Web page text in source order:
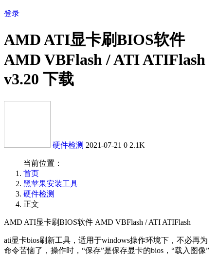
登录
AMD ATI显卡刷BIOS软件
AMD VBFlash / ATI ATIFlash
v3.20 下载
硬件检测 2021-07-21 0 2.1K
当前位置：
首页
黑苹果安装工具
硬件检测
正文
AMD ATI显卡刷BIOS软件 AMD VBFlash / ATI ATIFlash
ati显卡bios刷新工具，适用于windows操作环境下，不必再为
命令苦恼了，操作时，“保存”是保存显卡的bios，“载入图像”